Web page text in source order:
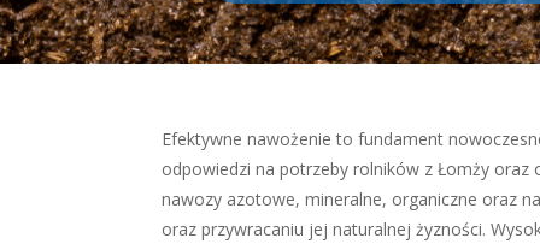
Efektywne nawożenie to fundament
odpowiedzi na potrzeby rolników z Łomży
nawozy azotowe, mineralne, organiczne oraz
oraz przywracaniu jej naturalnej żyzności.